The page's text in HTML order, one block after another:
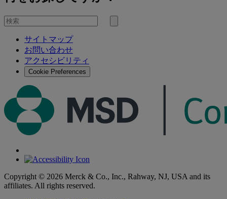
を
検
サイトマップ
お問い合わせ
アクセシビリティ
Cookie Preferences
Copyright © 2026 Merck & Co., Inc., Rahway, NJ, USA and its
affiliates. All rights reserved.